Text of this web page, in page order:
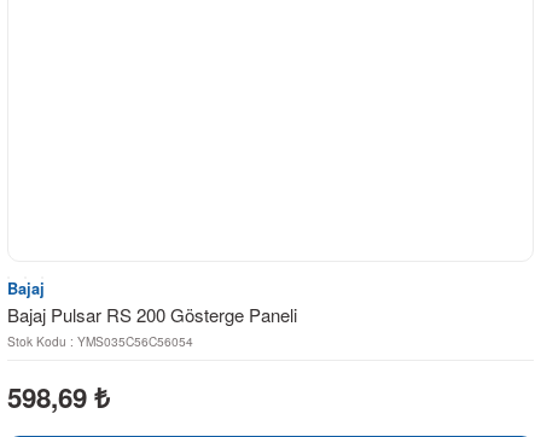
Bajaj
Bajaj Pulsar RS 200 Gösterge Paneli
Stok Kodu : YMS035C56C56054
598,69 ₺